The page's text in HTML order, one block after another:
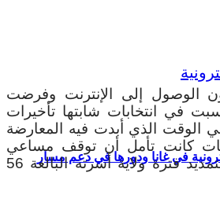
في غانا ودورها في دعم مسار
الوصول إلى الإنترنت وفرضت
في انتخابات شابتها تأخيرات
الوقت الذي أبدت فيه المعارضة
كانت تأمل أن توقف مساعي
الرئيس علي بونجو لتمديد فترة ولاية أسرته البالغة 56